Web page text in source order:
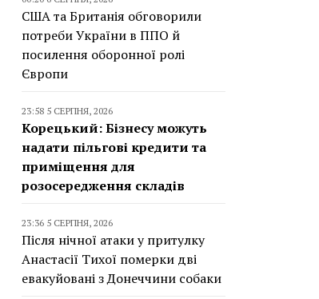
США та Британія обговорили
потреби України в ППО й
посилення оборонної ролі
Європи
23:58 5 СЕРПНЯ, 2026
Корецький: Бізнесу можуть
надати пільгові кредити та
приміщення для
розосередження складів
23:36 5 СЕРПНЯ, 2026
Після нічної атаки у притулку
Анастасії Тихої померки дві
евакуйовані з Донеччини собаки